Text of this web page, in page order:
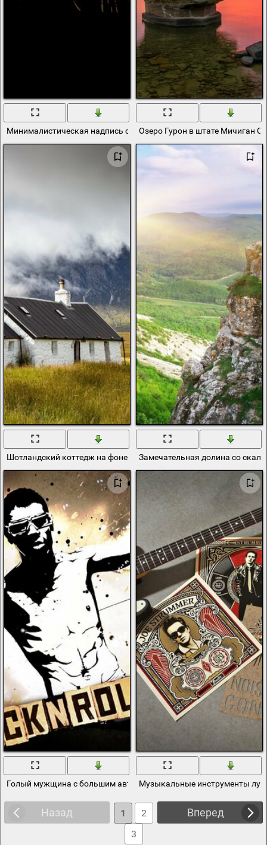
Минималистическая надпись с крыльями рокОзеро Гурон в штате Мичиган
Шотландский коттедж на фоне облаковЗамечательная долина со
Голый мужщина с большим автоматомМузыкальные инструменты
Назад Вперед
1
2
3